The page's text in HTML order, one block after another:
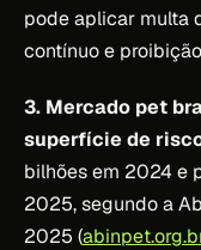
pode aplicar multa
contínuo e
3. Mercado pet
superfície de
bilhões em 2024 e
2025, segundo a
2025 (